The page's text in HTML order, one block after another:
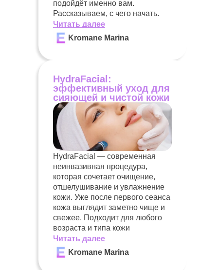
подойдёт именно вам.
Рассказываем, с чего начать.
Читать далее
Kromane Marina
HydraFacial:
эффективный уход для
сияющей и чистой кожи
HydraFacial — современная
неинвазивная процедура,
которая сочетает очищение,
отшелушивание и увлажнение
кожи. Уже после первого сеанса
кожа выглядит заметно чище и
свежее. Подходит для любого
возраста и типа кожи
Читать далее
Kromane Marina